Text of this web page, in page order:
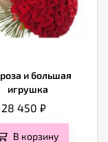
роза и большая
игрушка
28 450 ₽
В корзину